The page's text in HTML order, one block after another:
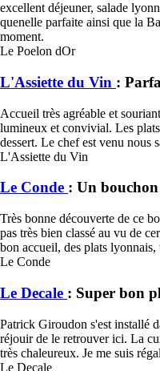
excellent déjeuner, salade
quenelle parfaite ainsi que la
moment.
Le Poelon dOr
L'Assiette du Vin :
Accueil très agréable et
lumineux et convivial. Les
dessert. Le chef est venu nous
L'Assiette du Vin
Le Conde : Un
Très bonne découverte de ce
pas très bien classé au vu de
bon accueil, des plats
Le Conde
Le Decale : Super bon
Patrick Giroudon s'est installé
réjouir de le retrouver ici. La
très chaleureux. Je me suis
Le Decale